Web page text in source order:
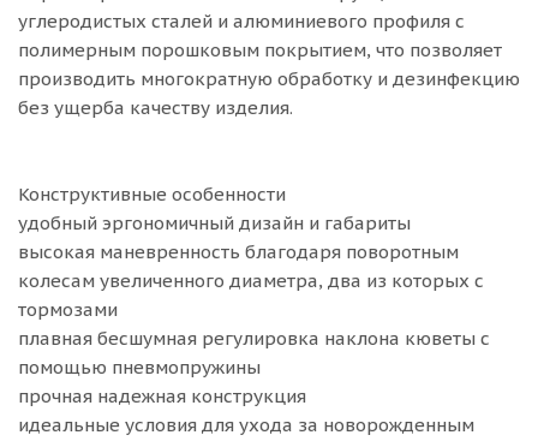
углеродистых сталей и алюминиевого профиля с
полимерным порошковым покрытием, что позволяет
производить многократную обработку и дезинфекцию
без ущерба качеству изделия.
Конструктивные особенности
удобный эргономичный дизайн и габариты
высокая маневренность благодаря поворотным
колесам увеличенного диаметра, два из которых с
тормозами
плавная бесшумная регулировка наклона кюветы с
помощью пневмопружины
прочная надежная конструкция
идеальные условия для ухода за новорожденным